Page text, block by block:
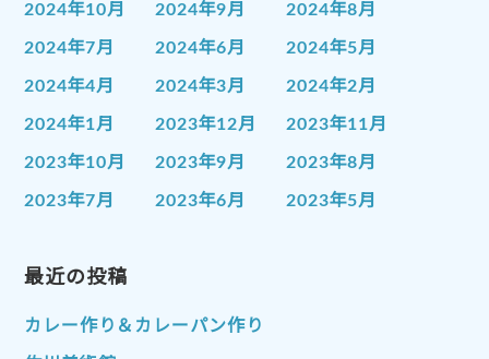
2024年10月 2024年9月 2024年8月
2024年7月 2024年6月 2024年5月
2024年4月 2024年3月 2024年2月
2024年1月 2023年12月 2023年11月
2023年10月 2023年9月 2023年8月
2023年7月 2023年6月 2023年5月
2023年1月
2022年10月 2022年9月
2022年7月
最近の投稿
カレー作り＆カレーパン作り